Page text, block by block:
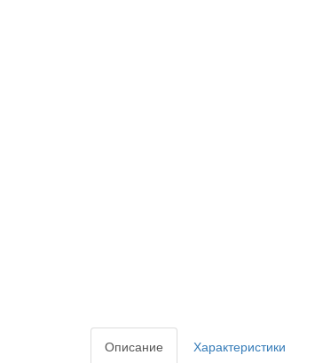
Описание
Характеристики